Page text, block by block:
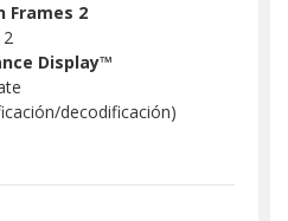
Frames 2
Display™
decodificación)